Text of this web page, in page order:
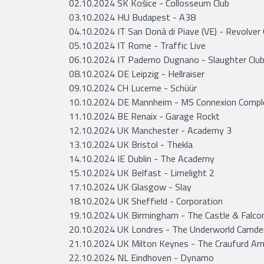
03.10.2024 HU Budapest - A38
04.10.2024 IT San Donà di Piave (VE) - Revolver
05.10.2024 IT Rome - Traffic Live
06.10.2024 IT Paderno Dugnano - Slaughter Club
08.10.2024 DE Leipzig - Hellraiser
09.10.2024 CH Lucerne - Schüür
10.10.2024 DE Mannheim - MS Connexion
11.10.2024 BE Renaix - Garage Rockt
12.10.2024 UK Manchester - Academy 3
13.10.2024 UK Bristol - Thekla
14.10.2024 IE Dublin - The Academy
15.10.2024 UK Belfast - Limelight 2
17.10.2024 UK Glasgow - Slay
18.10.2024 UK Sheffield - Corporation
19.10.2024 UK Birmingham - The Castle &
20.10.2024 UK Londres - The Underworld
21.10.2024 UK Milton Keynes - The Craufurd
22.10.2024 NL Eindhoven - Dynamo